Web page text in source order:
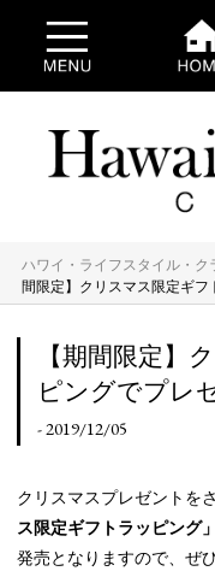
ハワイ・ライフスタイル・ク
間限定】クリスマス限定ギフ
【期間限定】
ピングでプレ
- 2019/12/05
クリスマスプレゼントを
ス限定ギフトラッピング」
発売となりますので、ぜ